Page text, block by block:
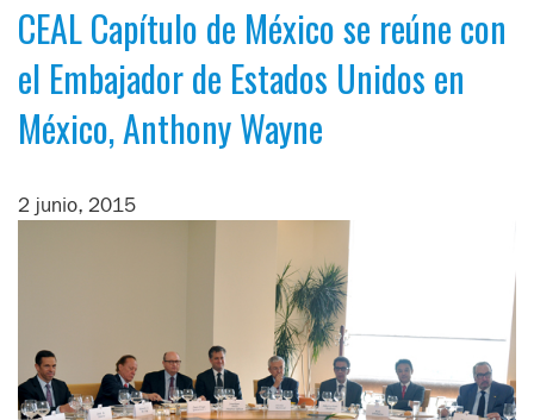
CEAL Capítulo de México se reúne con
el Embajador de Estados Unidos en
México, Anthony Wayne
2 junio, 2015